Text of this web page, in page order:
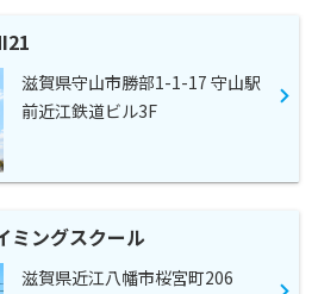
滋賀県守山市勝部1-1-17 守山駅
前近江鉄道ビル3F
ミングスクール
滋賀県近江八幡市桜宮町206